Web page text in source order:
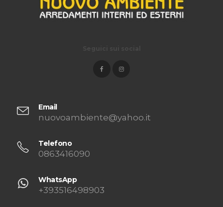
Email
nuovoambiente@yahoo.it
Telefono
0863416090
WhatsApp
+393516498903